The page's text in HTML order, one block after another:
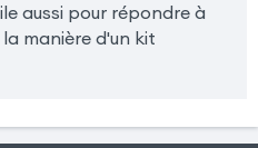
aussi pour répondre à
manière d'un kit